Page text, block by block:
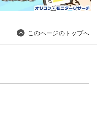
このページのトップへ